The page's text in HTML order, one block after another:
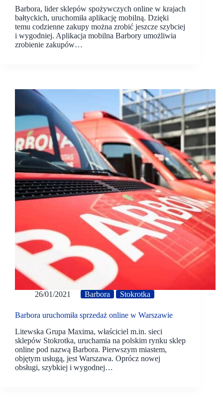
Barbora, lider sklepów spożywczych online w krajach
bałtyckich, uruchomiła aplikację mobilną. Dzięki
temu codzienne zakupy można zrobić jeszcze szybciej
i wygodniej. Aplikacja mobilna Barbory umożliwia
zrobienie zakupów…
26/01/2021 Barbora Stokrotka
Barbora uruchomiła sprzedaż online w Warszawie
Litewska Grupa Maxima, właściciel m.in. sieci
sklepów Stokrotka, uruchamia na polskim rynku sklep
online pod nazwą Barbora. Pierwszym miastem,
objętym usługą, jest Warszawa. Oprócz nowej
obsługi, szybkiej i wygodnej…